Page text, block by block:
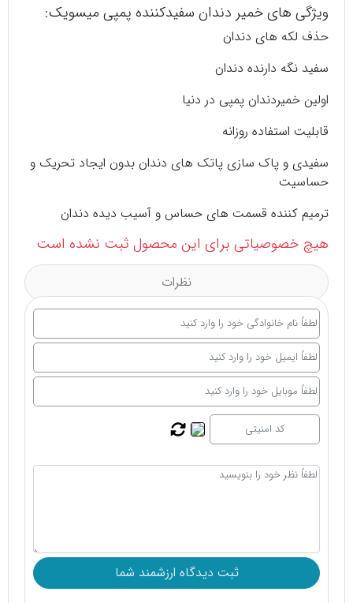
ویژگی های خمیر دندان سفیدکننده پمپی میسویک:
حذف لکه های دندان
سفید نگه دارنده دندان
اولین خمیردندان پمپی در دنیا
قابلیت استفاده روزانه
سفیدی و پاک سازی پاتک های دندان بدون ایجاد تحریک و
حساسیت
ترمیم کننده قسمت های حساس و آسیب دیده دندان
هیچ خصوصیاتی برای این محصول ثبت نشده است
نظرات